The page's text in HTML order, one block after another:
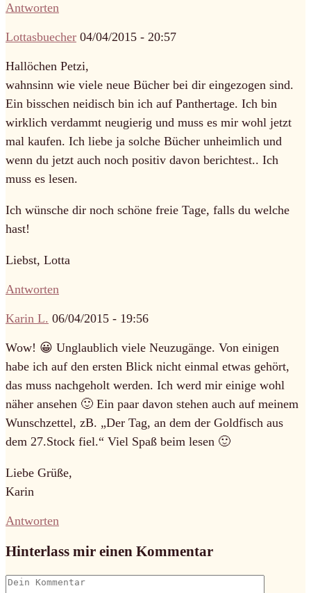
Antworten
Lottasbuecher 04/04/2015 - 20:57
Hallöchen Petzi,
wahnsinn wie viele neue Bücher bei dir eingezogen sind.
Ein bisschen neidisch bin ich auf Panthertage. Ich bin
wirklich verdammt neugierig und muss es mir wohl jetzt
mal kaufen. Ich liebe ja solche Bücher unheimlich und
wenn du jetzt auch noch positiv davon berichtest.. Ich
muss es lesen.
Ich wünsche dir noch schöne freie Tage, falls du welche
hast!
Liebst, Lotta
Antworten
Karin L. 06/04/2015 - 19:56
Wow! 😀 Unglaublich viele Neuzugänge. Von einigen
habe ich auf den ersten Blick nicht einmal etwas gehört,
das muss nachgeholt werden. Ich werd mir einige wohl
näher ansehen 🙂 Ein paar davon stehen auch auf meinem
Wunschzettel, zB. „Der Tag, an dem der Goldfisch aus
dem 27.Stock fiel.“ Viel Spaß beim lesen 🙂
Liebe Grüße,
Karin
Antworten
Hinterlass mir einen Kommentar